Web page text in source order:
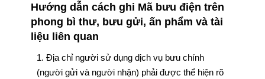
Hướng dẫn cách ghi Mã bưu điện trên
phong bì thư, bưu gửi, ấn phẩm và tài
liệu liên quan
1. Địa chỉ người sử dụng dịch vụ bưu chính
(người gửi và người nhận) phải được thể hiện rõ